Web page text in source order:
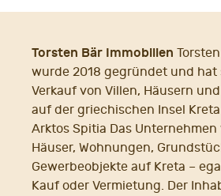
Torsten Bär Immobilien
wurde 2018 gegründet und hat
Verkauf von Villen, Häusern
auf der griechischen Insel
Arktos Spitia Das
Häuser, Wohnungen,
Gewerbeobjekte auf Kreta –
Kauf oder Vermietung. Der